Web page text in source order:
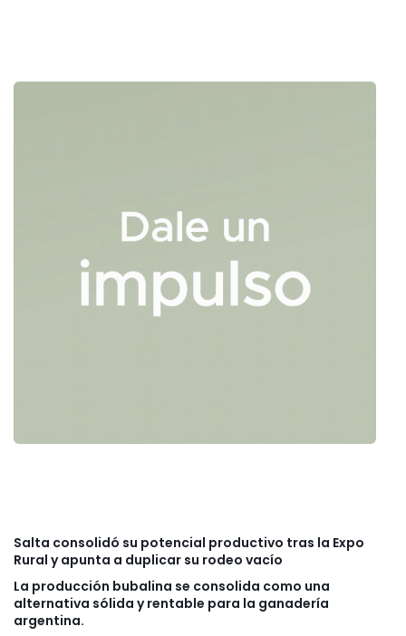
Salta consolidó su potencial productivo tras la Expo
Rural y apunta a duplicar su rodeo vacío
La producción bubalina se consolida como una
alternativa sólida y rentable para la ganadería
argentina.